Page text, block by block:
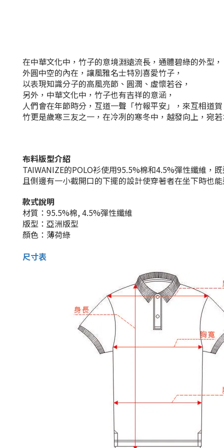
在中華文化中，竹子的意境淵遠流長，通體碧綠的外型，
外圓中空的內在，讓風雅名士特別喜愛竹子，
以表現知識分子的高風亮節、圓潤、虛懷若谷，
另外，中華文化中，竹子也有吉祥的意涵，
人們會在年節時分，互道一聲「竹報平安」，來互相道
竹更是歲寒三友之一，在冷冽的寒冬中，越發向上，宛
布料版型介紹
TAIWANIZE的POLO衫使用95.5%棉和4.5%彈性纖維，
且側邊有一小截開口的下擺的設計使穿著者在坐下時也
款式說明
材質：95.5%棉, 4.5%彈性纖維
版型：亞洲版型
顏色：薄荷綠
尺寸表